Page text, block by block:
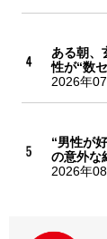
ある朝、
性が“数
2026年
“男性が
の意外な
2026年